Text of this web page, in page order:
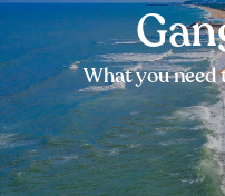
What you need